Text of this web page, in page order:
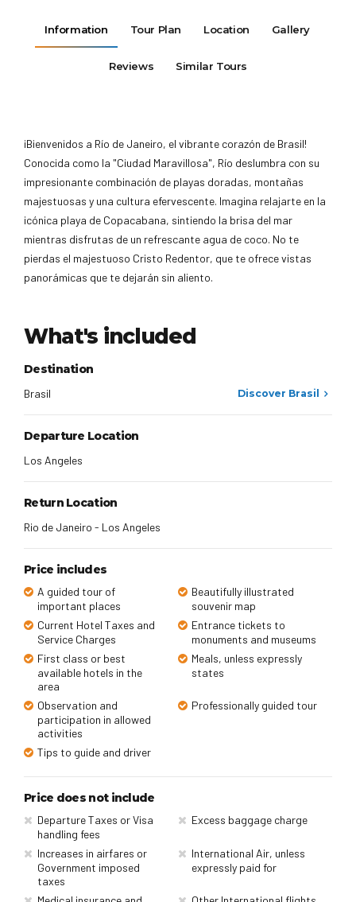
Information Tour Plan Location Gallery
Reviews Similar Tours
¡Bienvenidos a Río de Janeiro, el vibrante corazón de Brasil!
Conocida como la "Ciudad Maravillosa", Río deslumbra con su
impresionante combinación de playas doradas, montañas
majestuosas y una cultura efervescente. Imagina relajarte en la
icónica playa de Copacabana, sintiendo la brisa del mar
mientras disfrutas de un refrescante agua de coco. No te
pierdas el majestuoso Cristo Redentor, que te ofrece vistas
panorámicas que te dejarán sin aliento.
What's included
Destination
Brasil Discover Brasil
Departure Location
Los Angeles
Return Location
Rio de Janeiro - Los Angeles
Price includes
A guided tour of
important places
Beautifully illustrated
souvenir map
Current Hotel Taxes and
Service Charges
Entrance tickets to
monuments and museums
First class or best
available hotels in the
area
Meals, unless expressly
states
Observation and
participation in allowed
activities
Professionally guided tour
Tips to guide and driver
Price does not include
Departure Taxes or Visa
handling fees
Excess baggage charge
Increases in airfares or
Government imposed
taxes
International Air, unless
expressly paid for